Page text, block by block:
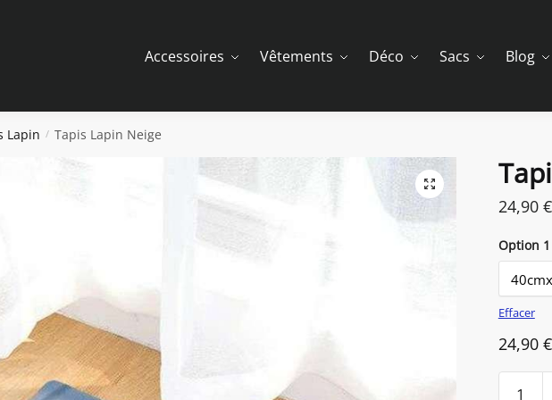
Accessoires Vêtements Déco Sacs Blog
Lapin / Tapis Lapin Neige
24,90 €
Option 1
Effacer
24,90 €